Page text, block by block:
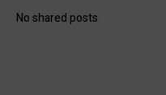
No shared posts